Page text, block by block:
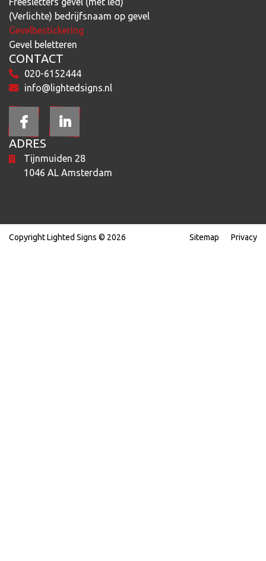
(Verlichte) bedrijfsnaam op gevel
Gevelbestickering
Gevel beletteren
CONTACT
020-6152444
info@lightedsigns.nl
ADRES
Tijnmuiden 28
1046 AL Amsterdam
Copyright Lighted Signs © 2026 Sitemap Privacy